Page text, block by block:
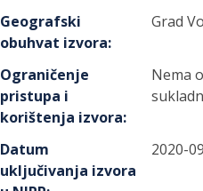
Geografski
obuhvat izvora:
Grad
Ograničenje
pristupa i
korištenja izvora:
Nema
Datum
uključivanja izvora
2020-